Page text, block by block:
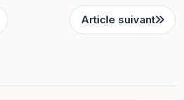
Article suivant